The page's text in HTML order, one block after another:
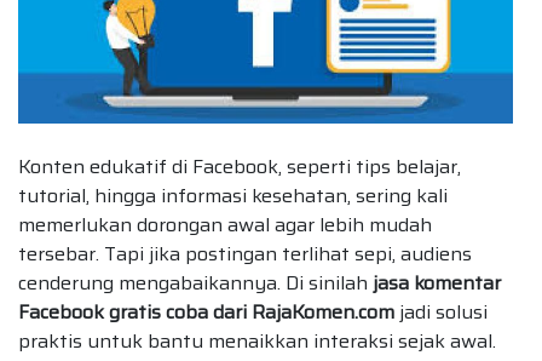
Konten edukatif di Facebook, seperti tips belajar,
tutorial, hingga informasi kesehatan, sering kali
memerlukan dorongan awal agar lebih mudah
tersebar. Tapi jika postingan terlihat sepi, audiens
cenderung mengabaikannya. Di sinilah jasa komentar
Facebook gratis coba dari RajaKomen.com jadi solusi
praktis untuk bantu menaikkan interaksi sejak awal.